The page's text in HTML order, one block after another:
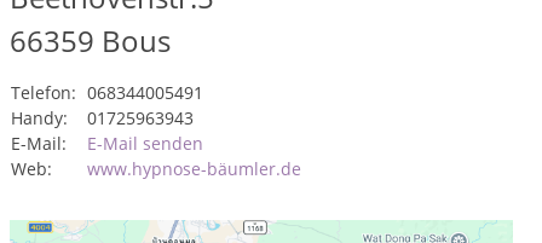
66359 Bous
Telefon: 068344005491
Handy:
01725963943
E-Mail:
E-Mail senden
Web:
www.hypnose-bäumler.de